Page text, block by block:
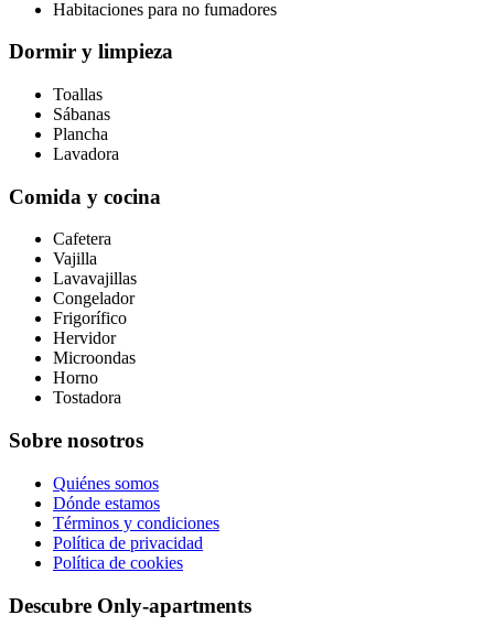
Habitaciones para no fumadores
Dormir y limpieza
Toallas
Sábanas
Plancha
Lavadora
Comida y cocina
Cafetera
Vajilla
Lavavajillas
Congelador
Frigorífico
Hervidor
Microondas
Horno
Tostadora
Sobre nosotros
Quiénes somos
Dónde estamos
Términos y condiciones
Política de privacidad
Política de cookies
Descubre Only-apartments